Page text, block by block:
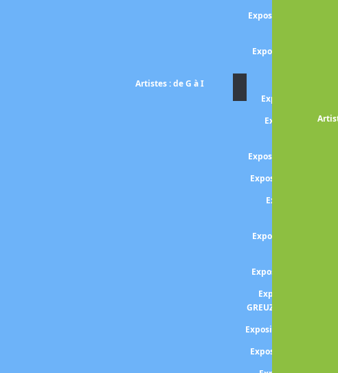
Exposition FUSSLI -
Exposition Maurits
Artistes : de G à I
Exposition Sally
Exposition
Exposition Gérard
Exposition GALLEN-
Exposition
Exposition Les
Exposition Luca
Exposition Jean-
GREUZE -l'enfance en
Exposition GUILLON
Exposition Gabrielle